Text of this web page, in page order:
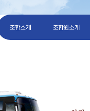
조합소개 조합원소개